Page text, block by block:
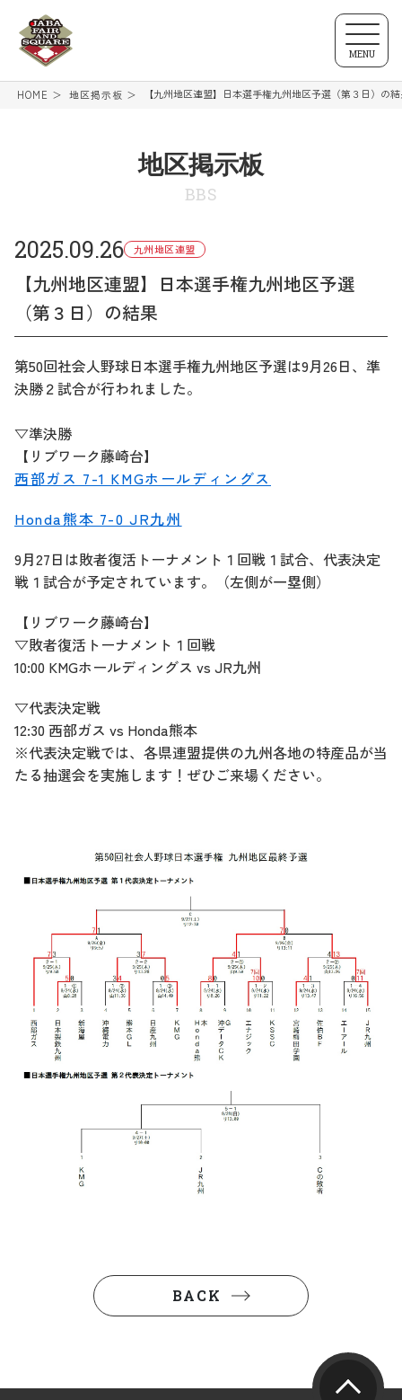
MENU
HOME 地区掲示板 【九州地区連盟】日本選手権九州地区予選（第３日）の
地区掲示板
BBS
2025.09.26 九州地区連盟
【九州地区連盟】日本選手権九州地区予選
（第３日）の結果
第50回社会人野球日本選手権九州地区予選は9月26日、準
決勝２試合が行われました。
▽準決勝
【リブワーク藤崎台】
西部ガス 7-1 KMGホールディングス
Honda熊本 7-0 JR九州
9月27日は敗者復活トーナメント１回戦１試合、代表決定
戦１試合が予定されています。（左側が一塁側）
【リブワーク藤崎台】
▽敗者復活トーナメント１回戦
10:00 KMGホールディングス vs JR九州
▽代表決定戦
12:30 西部ガス vs Honda熊本
※代表決定戦では、各県連盟提供の九州各地の特産品が当
たる抽選会を実施します！ぜひご来場ください。
BACK